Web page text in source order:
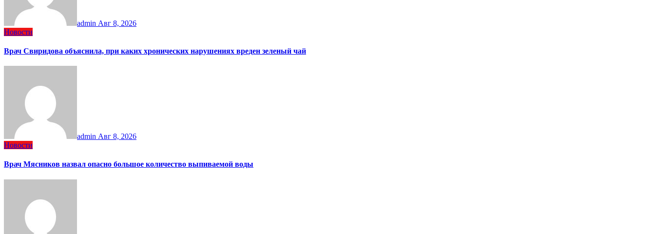
admin Авг 8, 2026
Новости
Врач Свиридова объяснила, при каких хронических нарушениях вреден зеленый чай
admin Авг 8, 2026
Новости
Врач Мясников назвал опасно большое количество выпиваемой воды